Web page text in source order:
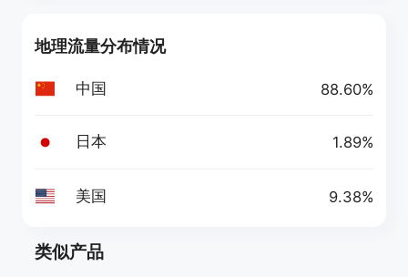
地理流量分布情况
中国 88.60%
日本 1.89%
美国 9.38%
类似产品